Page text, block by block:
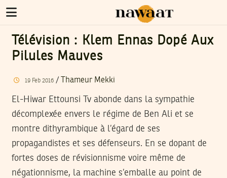
Télévision : Klem Ennas Dopé Aux
Pilules Mauves
19 Feb 2016/ Thameur Mekki
El-Hiwar Ettounsi Tv abonde dans la sympathie
décomplexée envers le régime de Ben Ali et se
montre dithyrambique à l’égard de ses
propagandistes et ses défenseurs. En se dopant de
fortes doses de révisionnisme voire même de
négationnisme, la machine s’emballe au point de